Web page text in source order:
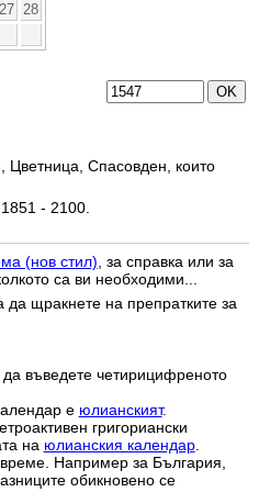
27
28
Цветница, Спасовден, които
- 2100.
(нов стил), за справка или за
са ви необходими...
да щракнете на препратките за
да въведете четирицифреното
е юлианският.
григориански
на юлианския календар.
време. Например за България,
обикновено се